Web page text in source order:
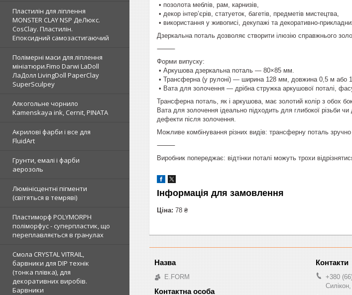
Пластилін для ліплення
MONSTER CLAY NSP ДеЛюкс.
CosClay. Пластилін.
Епоксидний самозастигаючий
Полімерні маси для ліплення
мініатюри.Fimo Darwi LaDoll
ЛаДолл LivingDoll PaperClay
SuperSculpey
Алкогольне чорнило
Kamenskaya ink, Cernit, PINATA
Акрилові фарби і все для
FluidArt
Грунти, емалі і фарби
аерозоль
Люмінісцентні пігменти
(світяться в темряві)
Пластиморф POLYMORPH
поліморфус - суперпластик, що
переплавляється в гранулах
Смола CRYSTAL VITRAIL,
барвники для DIP технік
(тонка плівка), для
декоративних виробів.
Барвники
• позолота меблів, рам, карнизів,
• декор інтер’єрів, статуеток, багетів, предметів мистецтва,
• використання у живописі, декупажі та декоративно-
Дзеркальна поталь дозволяє створити ілюзію справжнього
⸻
Форми випуску:
• Аркушова дзеркальна поталь — 80×85 мм.
• Трансферна (у рулоні) — ширина 128 мм, довжина 0,5 м або
• Вата для золочення — дрібна стружка аркушової поталі,
Трансферна поталь, як і аркушова, має золотий колір з обох
Вата для золочення ідеально підходить для глибокої різьби
дефекти після золочення.
Можливе комбінування різних видів: трансферну поталь
⸻
Виробник попереджає: відтінки поталі можуть трохи
Інформація для замовлення
Ціна: 78 ₴
E.FORM
+380